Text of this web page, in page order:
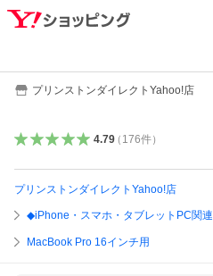
プリンストンダイレクトYahoo!店
4.79（ 176件）
プリンストンダイレクトYahoo!店
◆iPhone・スマホ・タブレットPC関連
MacBook Pro 16インチ用